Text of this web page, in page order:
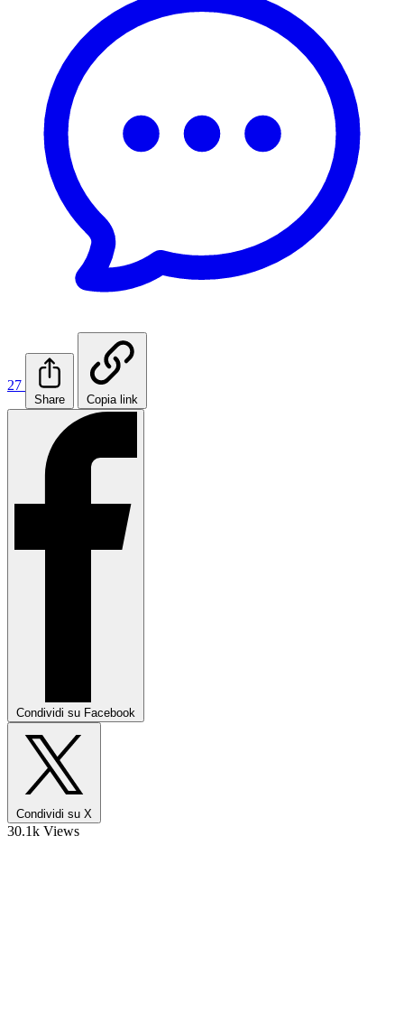
27
Share Copia link
Condividi su Facebook
Condividi su X
30.1k Views